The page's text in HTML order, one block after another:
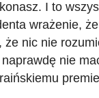
I to
wrażenie,
że ​​nic nie
nie